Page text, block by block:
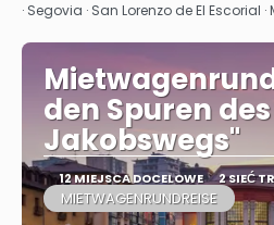
· Segovia · San Lorenzo de El Escorial
den Spuren des
Jakobswegs"
12 MIEJSCA DOCELOWE 2 SIEĆ
MIETWAGENRUNDREISE